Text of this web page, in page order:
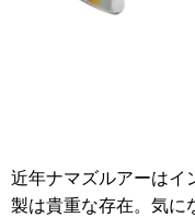
近年ナマズルアーはイ
製は貴重な存在。気に